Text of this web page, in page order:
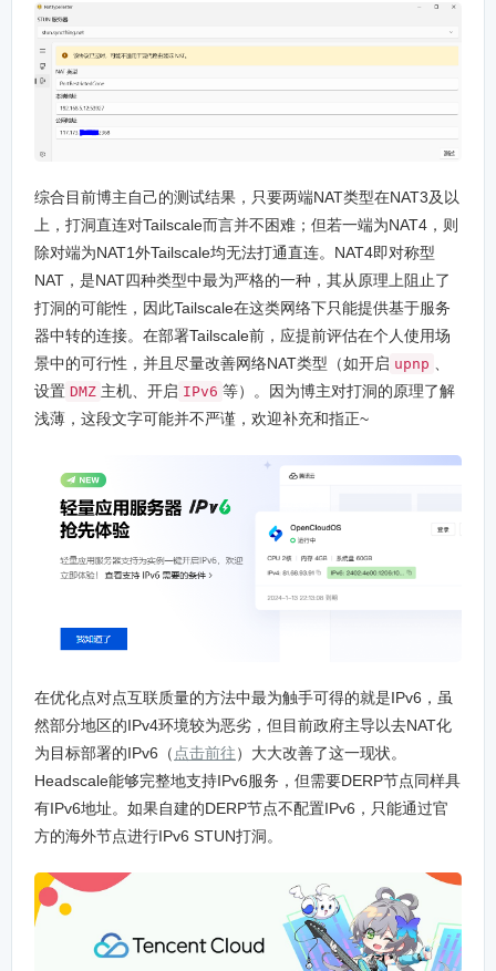
综合目前博主自己的测试结果，只要两端NAT类型在NAT3及以
上，打洞直连对Tailscale而言并不困难；但若一端为NAT4，则
除对端为NAT1外Tailscale均无法打通直连。NAT4即对称型
NAT，是NAT四种类型中最为严格的一种，其从原理上阻止了
打洞的可能性，因此Tailscale在这类网络下只能提供基于服务
器中转的连接。在部署Tailscale前，应提前评估在个人使用场
景中的可行性，并且尽量改善网络NAT类型（如开启 upnp 、
设置 DMZ 主机、开启 IPv6 等）。因为博主对打洞的原理了解
浅薄，这段文字可能并不严谨，欢迎补充和指正~
在优化点对点互联质量的方法中最为触手可得的就是IPv6，虽
然部分地区的IPv4环境较为恶劣，但目前政府主导以去NAT化
为目标部署的IPv6（ 点击前往）大大改善了这一现状。
Headscale能够完整地支持IPv6服务，但需要DERP节点同样具
有IPv6地址。如果自建的DERP节点不配置IPv6，只能通过官
方的海外节点进行IPv6 STUN打洞。